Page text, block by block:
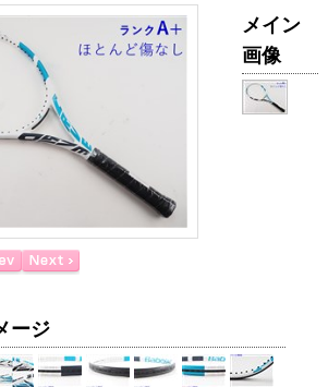
メイン
画像
ージ